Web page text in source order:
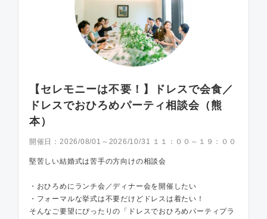
【セレモニーは不要！】ドレスで会食／
ドレスでおひろめパーティ相談会（熊
本）
開催日： 2026/08/01～2026/10/31 １１：００～１９：００
堅苦しい結婚式は苦手の方向けの相談会
・おひろめにランチ会／ディナー会を開催したい
・フォーマルな挙式は不要だけどドレスは着たい！
そんなご要望にぴったりの「ドレスでおひろめパーティプラ